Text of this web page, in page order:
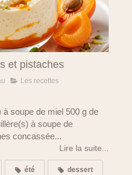
et pistaches
Les recettes
soupe de miel 500 g de
à soupe de
concassée...
Lire la suite...
été dessert